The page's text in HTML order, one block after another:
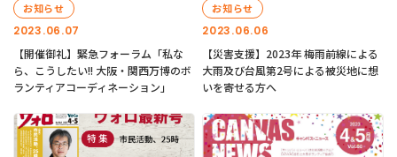
2023.06.07
お知らせ
【開催御礼】緊急フォーラム「私な
ら、こうしたい!! 大阪・関西万博のボ
ランティアコーディネーション」
2023.06.06
お知らせ
【災害支援】2023年 梅雨前線による
大雨及び台風第2号による被災地に想
いを寄せる方へ